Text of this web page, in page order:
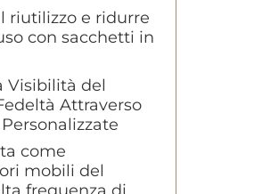
riutilizzo e ridurre
con sacchetti in
Visibilità del
Attraverso
come
mobili del